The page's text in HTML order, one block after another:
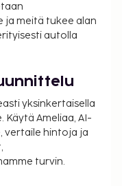
ja meitä tukee alan
autolla
yksinkertaisella
Ameliaa, AI-
vertaile hintoja ja
turvin.